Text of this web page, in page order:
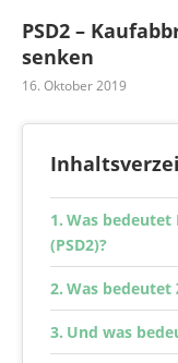
PSD2 –
senken
16. Oktober 2019
Was bedeutet
(PSD2)?
Was
Und was